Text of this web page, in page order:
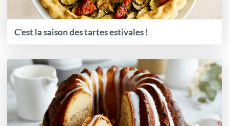
C’est la saison des tartes estivales !